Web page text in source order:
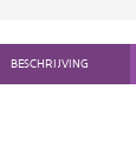
BESCHRIJVING